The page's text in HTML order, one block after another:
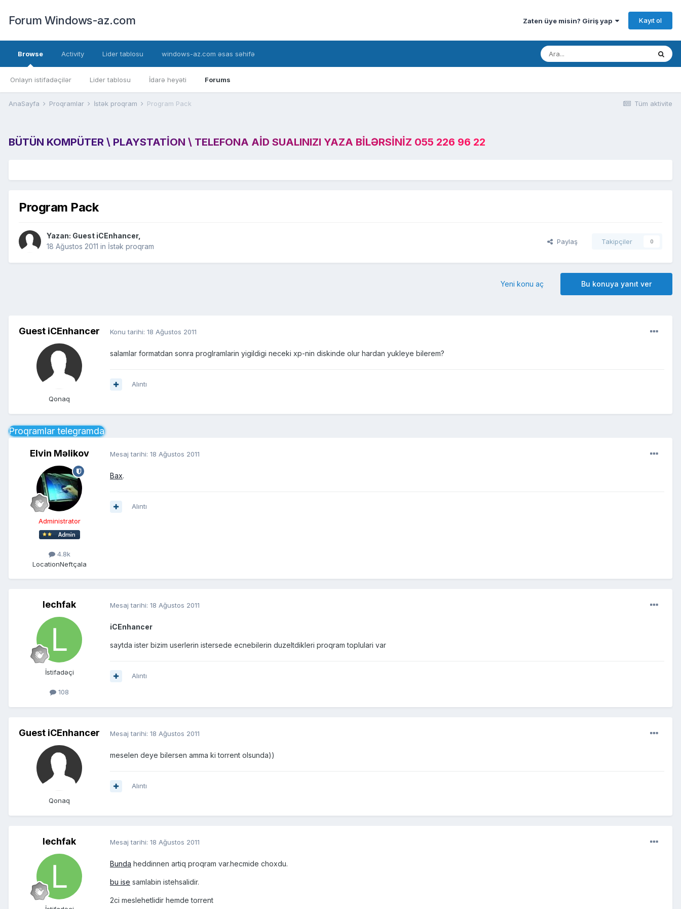
Forum Windows-az.com Zaten üye misin? Giriş yap Kayıt ol
Browse
Onlayn istifadəçilər Lider tablosu İdarə heyəti Forums
Activity Lider tablosu windows-az.com əsas səhifə
Tüm aktivite
AnaSayfa Proqramlar İstək proqram Program Pack
BÜTÜN KOMPÜTER \ PLAYSTATION \ TELEFONA AID SUALINIZI YAZA BILƏRSINIZ 055 226 96 22
Program Pack
Yazan: Guest iCEnhancer,
18 Ağustos 2011 in İstək proqram
Paylaş Takipçiler 0
Bu konuya yanıt ver
Yeni konu aç
Guest iCEnhancer
Qonaq
Konu tarihi: 18 Ağustos 2011
salamlar formatdan sonra proglramlarin yigildigi neceki xp-nin diskinde olur hardan yukleye bilerem?
Alıntı
Proqramlar telegramda
Elvin Məlikov
Administrator
4.8k
LocationNeftçala
Mesaj tarihi: 18 Ağustos 2011
Bax.
Alıntı
lechfak
İstifadəçi
108
Mesaj tarihi: 18 Ağustos 2011
iCEnhancer
saytda ister bizim userlerin istersede ecnebilerin duzeltdikleri proqram toplulari var
Alıntı
Guest iCEnhancer
Qonaq
Mesaj tarihi: 18 Ağustos 2011
meselen deye bilersen amma ki torrent olsunda))
Alıntı
lechfak Mesaj tarihi: 18 Ağustos 2011
Bunda heddinnen artiq proqram var.hecmide choxdu.
bu ise samlabin istehsalidir.
2ci meslehetlidir hemde torrent